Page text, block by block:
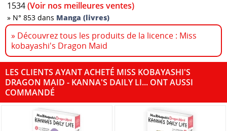
1534(Voir nos meilleures ventes)
» N° 853 dans Manga (livres)
» Découvrez tous les produits de la licence : Miss
kobayashi's Dragon Maid
LES CLIENTS AYANT ACHETÉ MISS KOBAYASHI'S
DRAGON MAID - KANNA'S DAILY LI... ONT AUSSI
COMMANDÉ